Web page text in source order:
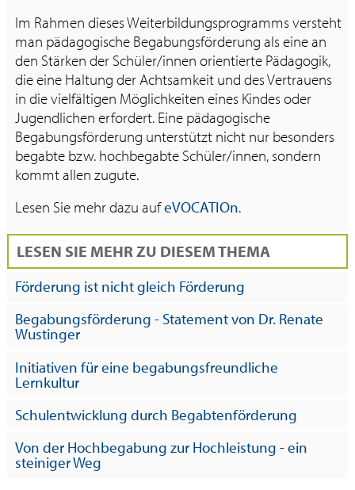
Im Rahmen dieses Weiterbildungsprogramms versteht
man pädagogische Begabungsförderung als eine an
den Stärken der Schüler/innen orientierte Pädagogik,
die eine Haltung der Achtsamkeit und des Vertrauens
in die vielfältigen Möglichkeiten eines Kindes oder
Jugendlichen erfordert. Eine pädagogische
Begabungsförderung unterstützt nicht nur besonders
begabte bzw. hochbegabte Schüler/innen, sondern
kommt allen zugute.
Lesen Sie mehr dazu aufeVOCATIOn.
LESEN SIE MEHR ZU DIESEM THEMA
Förderung ist nicht gleich Förderung
Begabungsförderung - Statement von Dr. Renate
Wustinger
Initiativen für eine begabungsfreundliche
Lernkultur
Schulentwicklung durch Begabtenförderung
Von der Hochbegabung zur Hochleistung - ein
steiniger Weg